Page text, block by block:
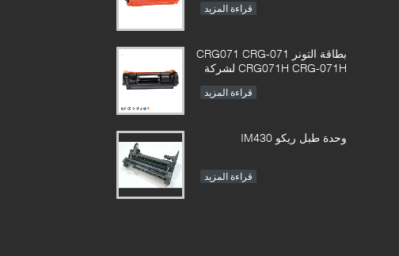
قراءة المزيد
بطاقة التونر CRG071 CRG-071
CRG071H CRG-071H لشركة
MF272 MF273 MF275قراءة المزيد
وحدة طبل ريكو IM430
قراءة المزيد